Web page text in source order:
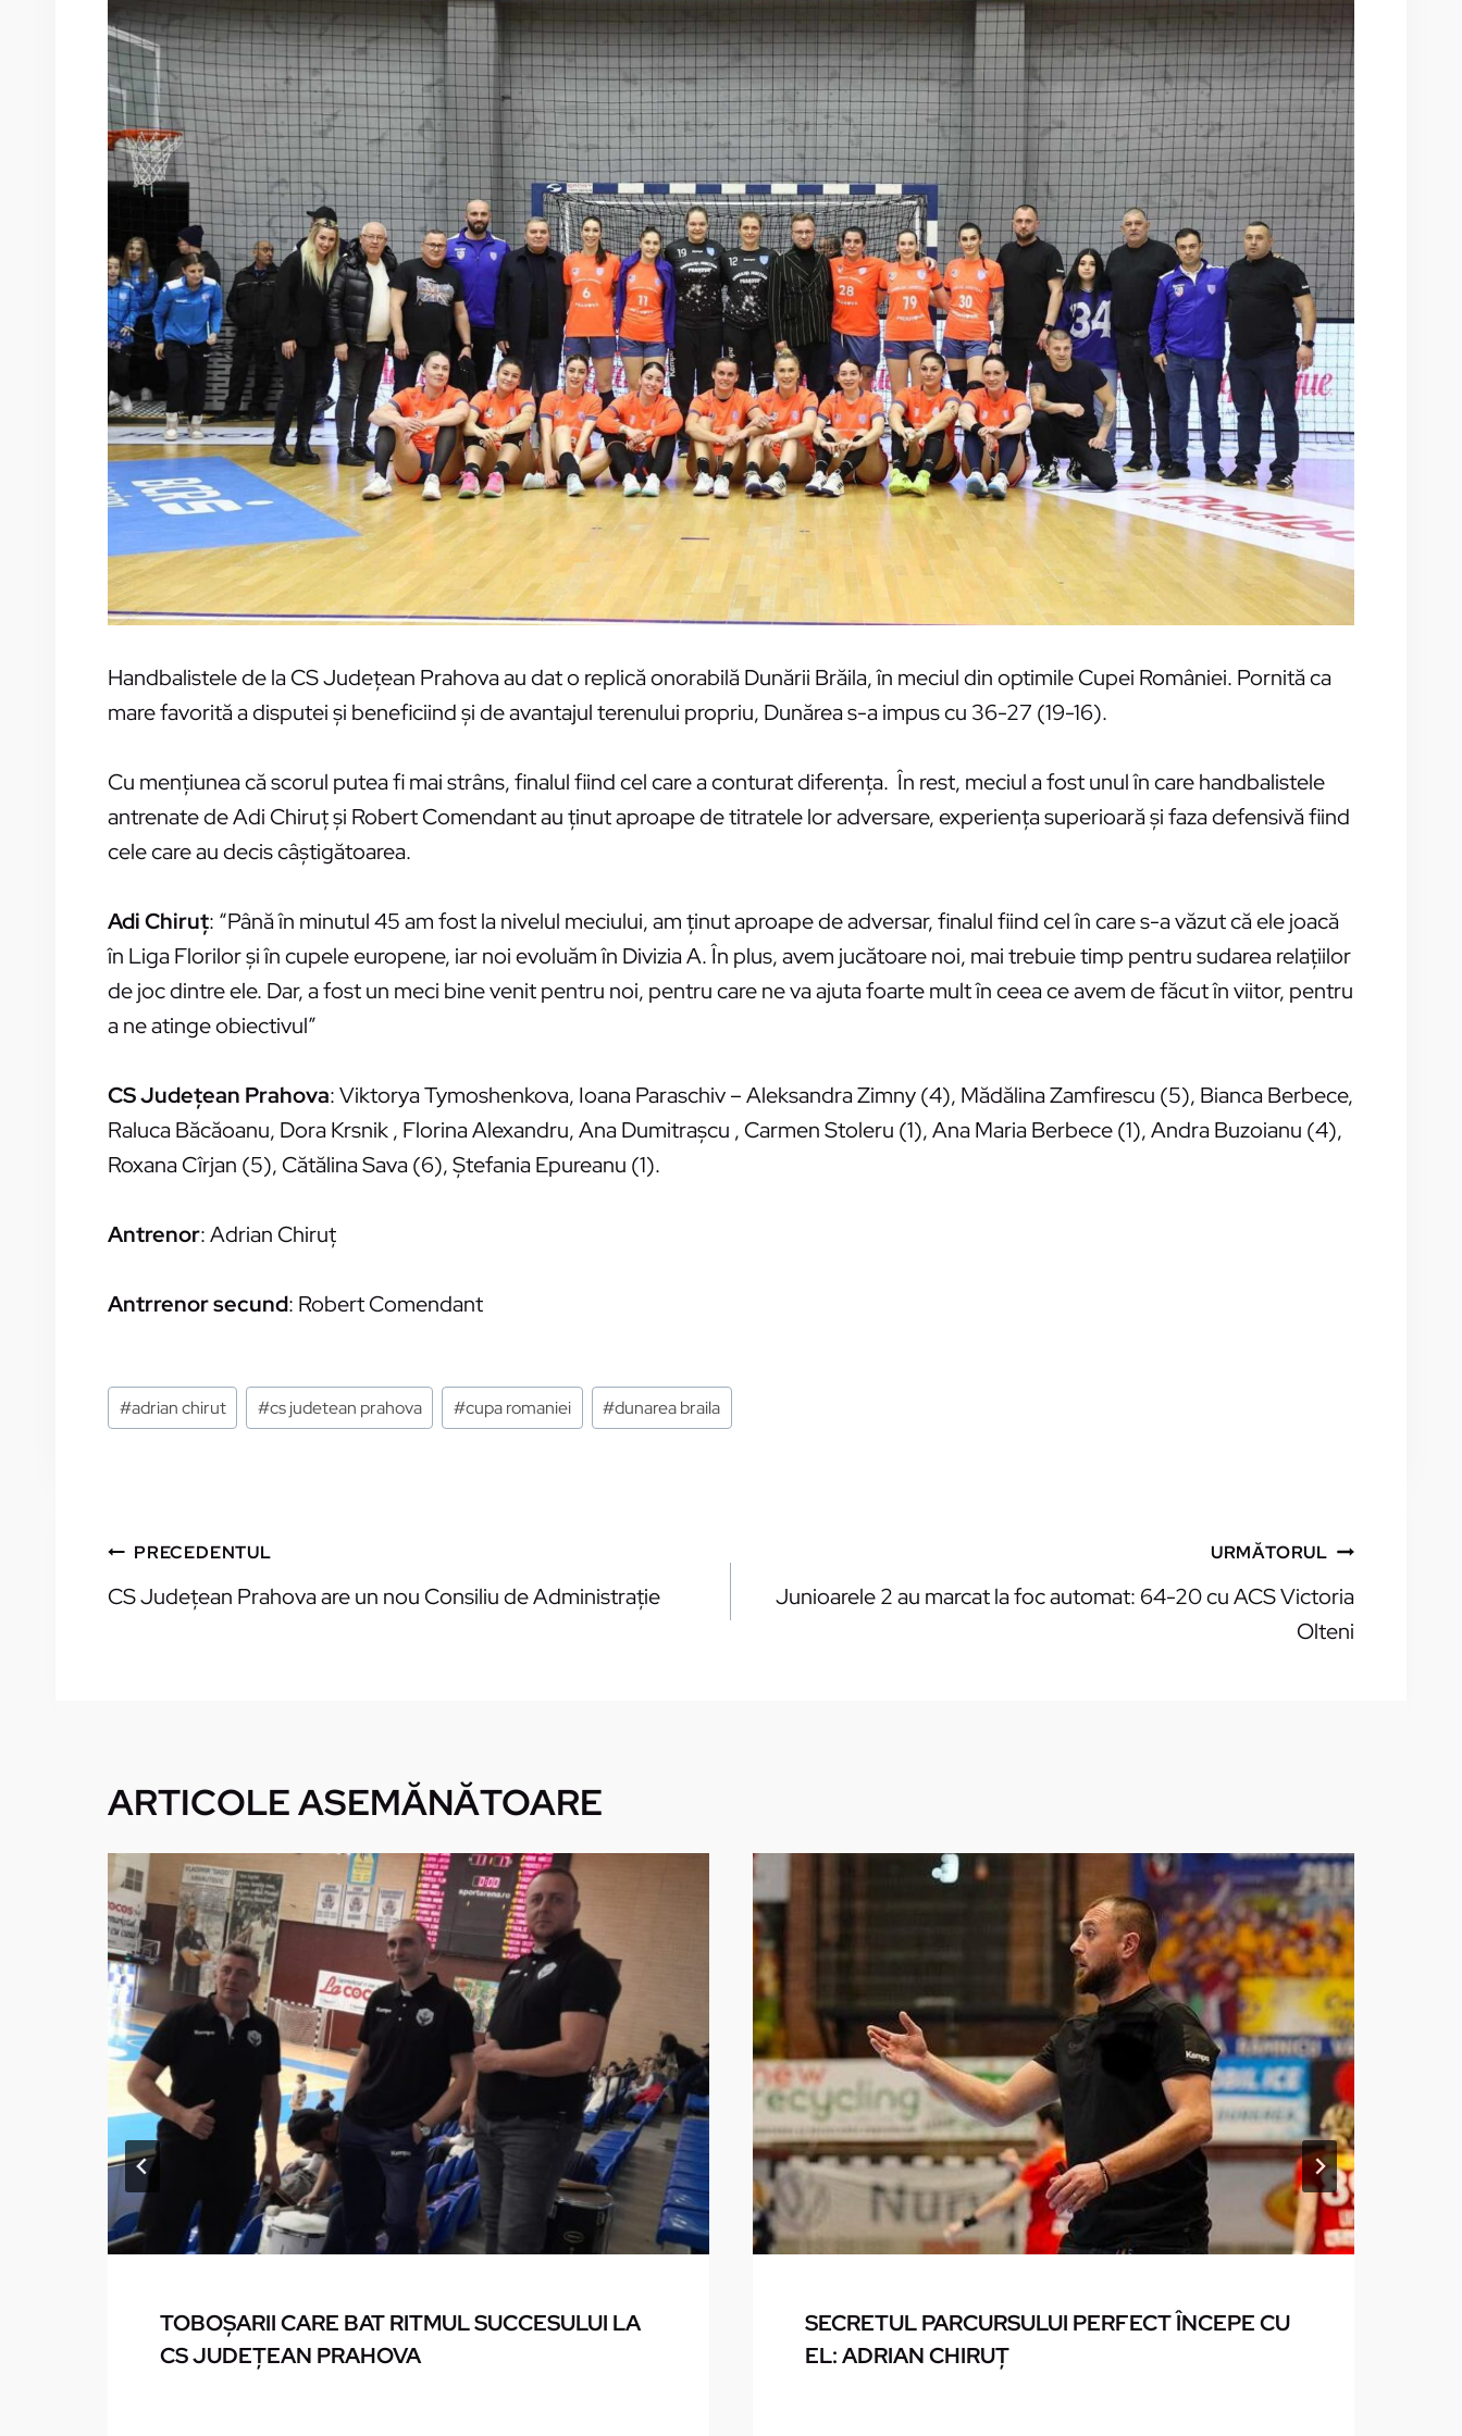
Handbalistele de la CS Judeţean Prahova au dat o replică onorabilă Dunării Brăila, în meciul din optimile Cupei României. Pornită ca
mare favorită a disputei şi beneficiind şi de avantajul terenului propriu, Dunărea s-a impus cu 36-27 (19-16).
Cu menţiunea că scorul putea fi mai strâns, finalul fiind cel care a conturat diferenţa. În rest, meciul a fost unul în care handbalistele
antrenate de Adi Chiruţ şi Robert Comendant au ţinut aproape de titratele lor adversare, experienţa superioară şi faza defensivă fiind
cele care au decis câştigătoarea.
Adi Chiruţ: “Până în minutul 45 am fost la nivelul meciului, am ţinut aproape de adversar, finalul fiind cel în care s-a văzut că ele joacă
în Liga Florilor şi în cupele europene, iar noi evoluăm în Divizia A. În plus, avem jucătoare noi, mai trebuie timp pentru sudarea relaţiilor
de joc dintre ele. Dar, a fost un meci bine venit pentru noi, pentru care ne va ajuta foarte mult în ceea ce avem de făcut în viitor, pentru
a ne atinge obiectivul”
CS Judeţean Prahova: Viktorya Tymoshenkova, Ioana Paraschiv – Aleksandra Zimny (4), Mădălina Zamfirescu (5), Bianca Berbece,
Raluca Băcăoanu, Dora Krsnik , Florina Alexandru, Ana Dumitraşcu , Carmen Stoleru (1), Ana Maria Berbece (1), Andra Buzoianu (4),
Roxana Cîrjan (5), Cătălina Sava (6), Ştefania Epureanu (1).
Antrenor: Adrian Chiruţ
Antrrenor secund: Robert Comendant
Etichete:
#adrian chirut #cs judetean prahova #cupa romaniei #dunarea braila
NAVIGARE
ÎN
PRECEDENTUL
CS Judeţean Prahova are un nou Consiliu de Administraţie
URMĂTORUL
Junioarele 2 au marcat la foc automat: 64-20 cu ACS Victoria
Olteni
ARTICOLE ASEMĂNĂTOARE
TOBOŞARII CARE BAT RITMUL SUCCESULUI LA
CS JUDEŢEAN PRAHOVA
SECRETUL PARCURSULUI PERFECT ÎNCEPE CU
EL: ADRIAN CHIRUŢ